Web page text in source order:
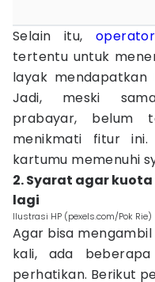
Selain itu, operator
tertentu untuk
layak
Jadi, meski
prabayar, belum
menikmati fitur ini.
kartumu memenuhi
2. Syarat agar
lagi
Ilustrasi HP (pexels.com/Pok Rie)
Agar bisa
kali, ada
perhatikan. Berikut